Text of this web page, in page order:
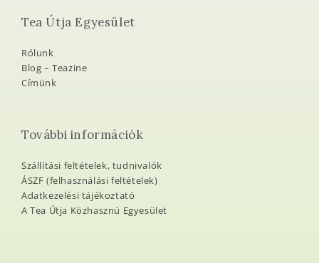
Tea Útja Egyesület
Rólunk
Blog – Teazine
Címünk
További információk
Szállítási feltételek, tudnivalók
ÁSZF (felhasználási feltételek)
Adatkezelési tájékoztató
A Tea Útja Közhasznú Egyesület